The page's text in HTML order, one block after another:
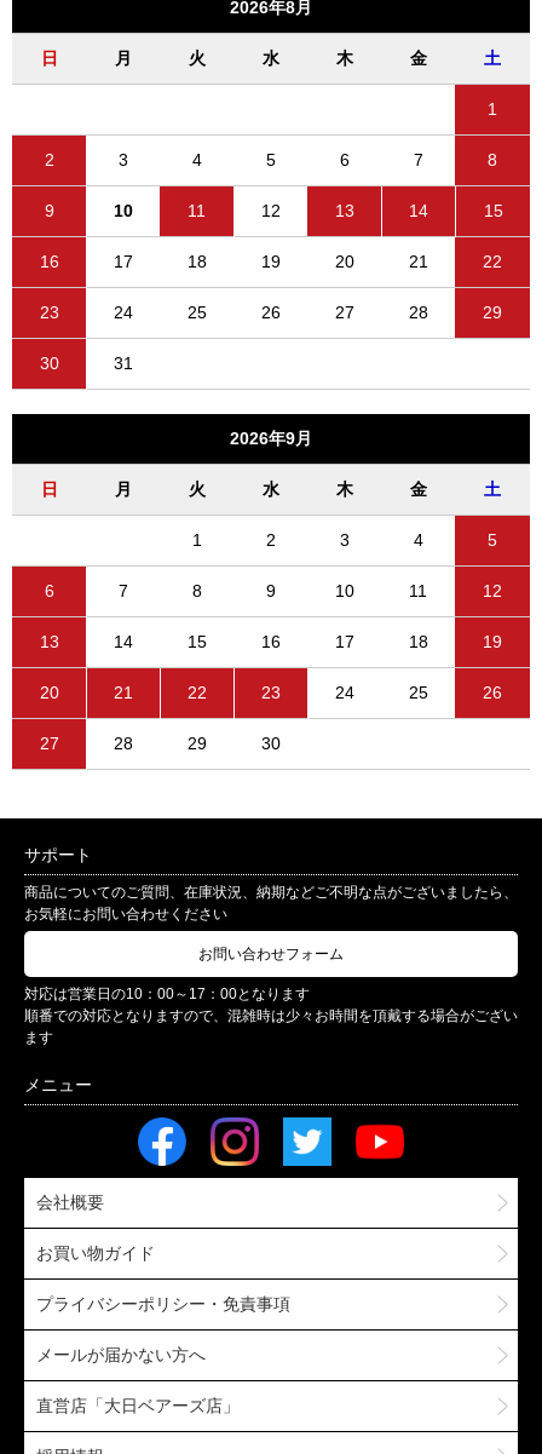
2026年8月
日 月 火 水 木 金 土
1
2 3 4 5 6 7 8
9 10 11 12 13 14 15
16 17 18 19 20 21 22
23 24 25 26 27 28 29
30 31
2026年9月
日 月 火 水 木 金 土
1 2 3 4 5
6 7 8 9 10 11 12
13 14 15 16 17 18 19
20 21 22 23 24 25 26
27 28 29 30
サポート
商品についてのご質問、在庫状況、納期などご不明な点がございましたら、
お気軽にお問い合わせください
お問い合わせフォーム
対応は営業日の10：00～17：00となります
順番での対応となりますので、混雑時は少々お時間を頂戴する場合がござい
ます
会社概要
お買い物ガイド
プライバシーポリシー・免責事項
メールが届かない方へ
直営店「大日ベアーズ店」